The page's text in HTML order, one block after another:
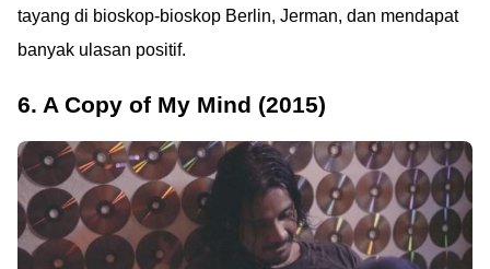
tayang di bioskop-bioskop Berlin, Jerman, dan mendapat
banyak ulasan positif.
6. A Copy of My Mind (2015)